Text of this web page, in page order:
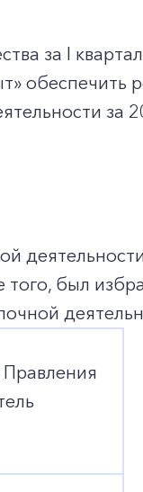
за I квартал
обеспечить
за
был